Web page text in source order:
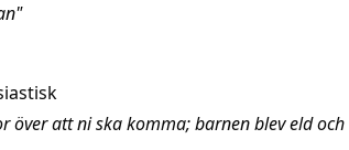
över att ni ska komma; barnen blev eld